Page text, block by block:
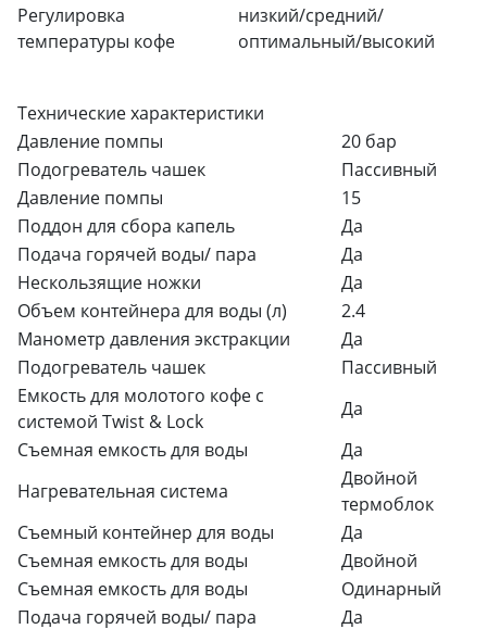
Регулировка
температуры кофе
низкий/средний/
оптимальный/высокий
Технические характеристики
Давление помпы
20 бар
Подогреватель чашек
Пассивный
Давление помпы
15
Поддон для сбора капель
Да
Подача горячей воды/ пара
Да
Нескользящие ножки
Да
Объем контейнера для воды (л)
2.4
Манометр давления экстракции
Да
Подогреватель чашек
Пассивный
Емкость для молотого кофе с
системой Twist & Lock
Да
Съемная емкость для воды
Да
Нагревательная система
Двойной
термоблок
Съемный контейнер для воды
Да
Съемная емкость для воды
Двойной
Съемная емкость для воды
Одинарный
Подача горячей воды/ пара
Да